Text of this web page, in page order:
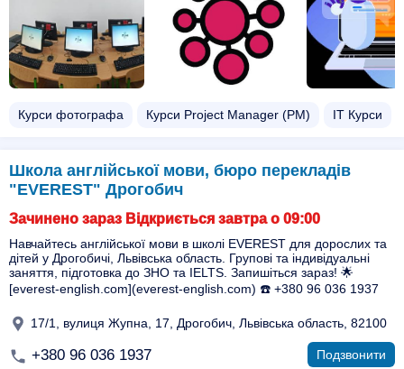
Курси фотографа Курси Project Manager (PM) ІТ Курси
Школа англійської мови, бюро перекладів
"EVEREST" Дрогобич
Зачинено зараз Відкриється завтра о 09:00
Навчайтесь англійської мови в школі EVEREST для дорослих та
дітей у Дрогобичі, Львівська область. Групові та індивідуальні
заняття, підготовка до ЗНО та IELTS. Запишіться зараз! 🌟
[everest-english.com](everest-english.com) ☎️ +380 96 036 1937
17/1, вулиця Жупна, 17, Дрогобич, Львівська область, 82100
+380 96 036 1937 Подзвонити